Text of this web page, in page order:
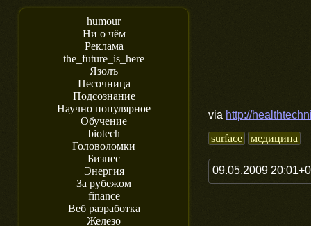
humour
Ни о чём
Реклама
the_future_is_here
Язолъ
Песочница
Подсознание
Научно популярное
Обучение
biotech
Головоломки
Бизнес
Энергия
За рубежом
finance
Веб разработка
Железо
via http://
surface
медицина
09.05.2009